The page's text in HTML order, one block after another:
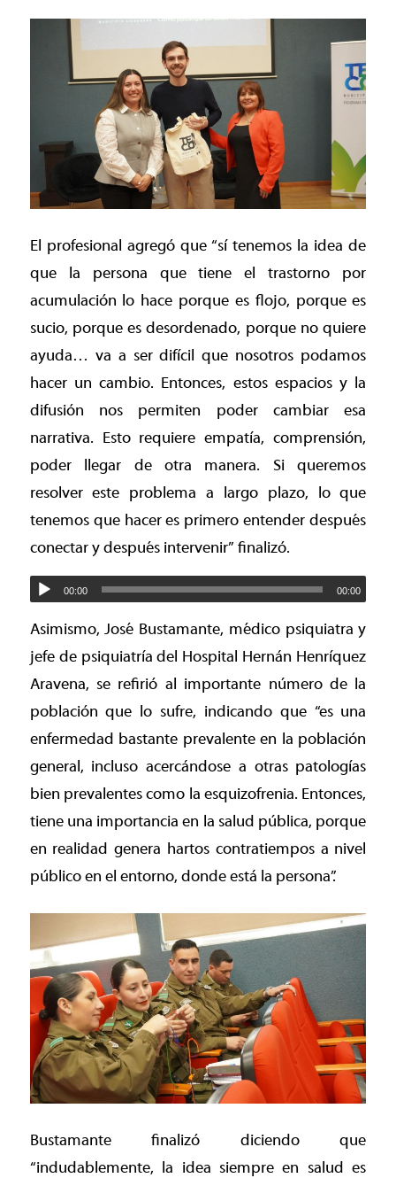
El profesional agregó que “sí tenemos la idea de
que la persona que tiene el trastorno por
acumulación lo hace porque es flojo, porque es
sucio, porque es desordenado, porque no quiere
ayuda… va a ser difícil que nosotros podamos
hacer un cambio. Entonces, estos espacios y la
difusión nos permiten poder cambiar esa
narrativa. Esto requiere empatía, comprensión,
poder llegar de otra manera. Si queremos
resolver este problema a largo plazo, lo que
tenemos que hacer es primero entender después
conectar y después intervenir” finalizó.
00:00 00:00
Asimismo, José Bustamante, médico psiquiatra y
jefe de psiquiatría del Hospital Hernán Henríquez
Aravena, se refirió al importante número de la
población que lo sufre, indicando que “es una
enfermedad bastante prevalente en la población
general, incluso acercándose a otras patologías
bien prevalentes como la esquizofrenia. Entonces,
tiene una importancia en la salud pública, porque
en realidad genera hartos contratiempos a nivel
público en el entorno, donde está la persona”.
Bustamante finalizó diciendo que
“indudablemente, la idea siempre en salud es